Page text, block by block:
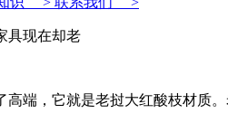
具现在却老
，它就是老挝大红酸枝材质。